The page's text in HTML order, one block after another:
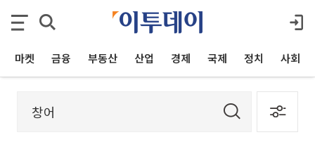
마켓 금융 부동산 산업 경제 국제 정치 사회